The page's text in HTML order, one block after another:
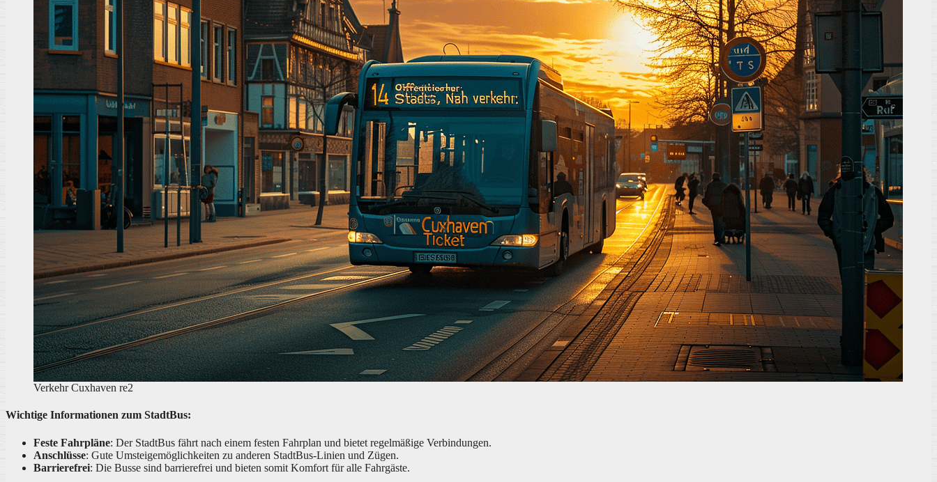
Verkehr Cuxhaven re2
Wichtige Informationen zum StadtBus:
Feste Fahrpläne: Der StadtBus fährt nach einem festen Fahrplan und bietet regelmäßige Verbindungen.
Anschlüsse: Gute Umsteigemöglichkeiten zu anderen StadtBus-Linien und Zügen.
Barrierefrei: Die Busse sind barrierefrei und bieten somit Komfort für alle Fahrgäste.